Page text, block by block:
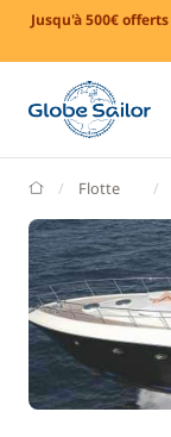
Jusqu'à 500€ offerts
GlobeSailor
Flotte